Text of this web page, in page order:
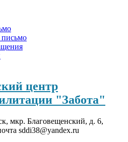
письмо
центр
"Забота"
мкр. Благовещенский, д. 6,
sddi38@yandex.ru